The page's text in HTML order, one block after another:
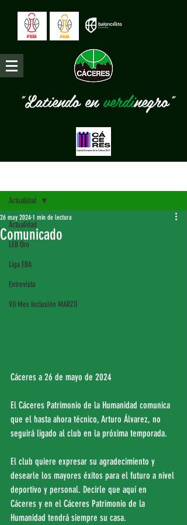
"Latiendo enverdinegro"
Actualidad
LEB Oro
Liga EBA
Entrevista
VII Mes Inclusión MARZO
Actualidad
Comunicado
26 may 2024 1 min de lectura
Cáceres a 26 de mayo de 2024
El Cáceres Patrimonio de la Humanidad comunica
que el hasta ahora técnico, Arturo Álvarez, no
seguirá ligado al club en la próxima temporada.
El club quiere expresar su agradecimiento y
desearle los mayores éxitos para el futuro a nivel
deportivo y personal. Decirle que aquí en
Cáceres y en el Cáceres Patrimonio de la
Humanidad tendrá siempre su casa.